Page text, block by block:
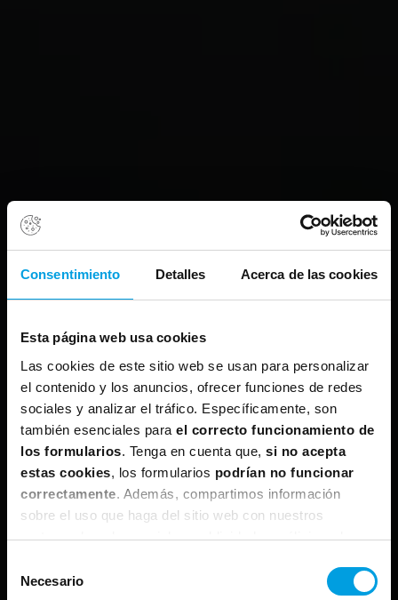
Consentimiento Detalles Acerca de las cookies
Esta página web usa cookies
Las cookies de este sitio web se usan para personalizar
el contenido y los anuncios, ofrecer funciones de redes
sociales y analizar el tráfico. Específicamente, son
también esenciales para el correcto funcionamiento de
los formularios. Tenga en cuenta que, si no acepta
estas cookies, los formularios podrían no funcionar
correctamente. Además, compartimos información
sobre el uso que haga del sitio web con nuestros
partners de redes sociales, publicidad y análisis web,
haya proporcionado o que hayan recopilado a partir del
Necesario